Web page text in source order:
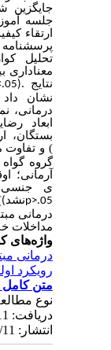
جایگزین
جلسه
ارتقاء
پرسشنامه
تحلیل
معناداری
. نتایج
نشان داد
درمانی،
ابعاد
بستگان،
) و تفاوت
گروه گواه
آرمانی؛
ی جنسی،
نشدp>.05)
درمانی
مداخلات
واژه‌های
درمانی
رویکرد
متن کامل[PDF 819 kb]
نوع
انتشار: 1398/12/11